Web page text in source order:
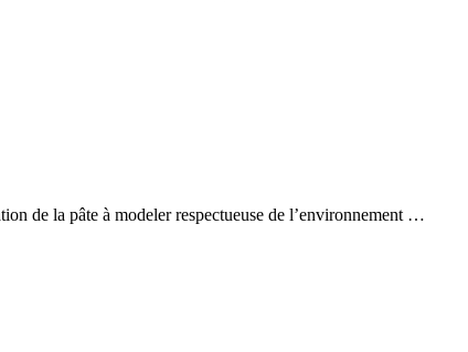
de la pâte à modeler respectueuse de l’environnement …